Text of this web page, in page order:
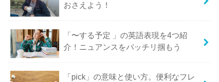
おさえよう！
「〜する予定 」の英語表現を4つ紹
介！ニュアンスをバッチリ掴もう
「pick」の意味と使い方。便利なフレ